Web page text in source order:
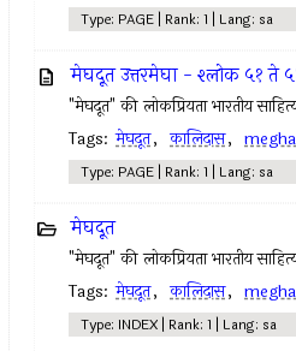
Type: PAGE | Rank: 1 | Lang: sa
मेघदूत उत्तरमेघा - श्लोक ५१ ते
"मेघदूत" की लोकप्रियता भारतीय
Tags: मेघदूत, कालिदास,
Type: PAGE | Rank: 1 | Lang: sa
मेघदूत
"मेघदूत" की लोकप्रियता भारतीय
Tags: मेघदूत, कालिदास,
Type: INDEX | Rank: 1 | Lang: sa